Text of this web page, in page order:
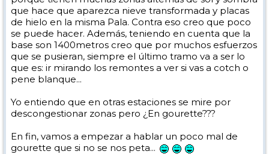
que hace que aparezca nieve transformada y placas
de hielo en la misma Pala. Contra eso creo que poco
se puede hacer. Además, teniendo en cuenta que la
base son 1400metros creo que por muchos esfuerzos
que se pusieran, siempre el último tramo va a ser lo
que es: ir mirando los remontes a ver si vas a cotch o
pene blanque...
Yo entiendo que en otras estaciones se mire por
descongestionar zonas pero ¿En gourette???
En fin, vamos a empezar a hablar un poco mal de
gourette que si no se nos peta...